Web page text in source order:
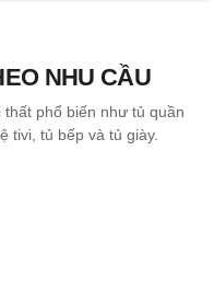
NHU CẦU
phổ biến như tủ quần
tivi, tủ bếp và tủ giày.